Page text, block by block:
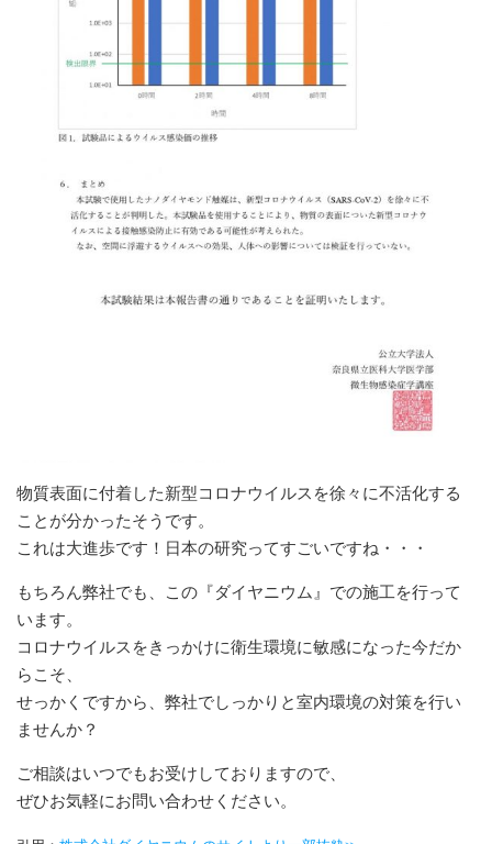
物質表面に付着した新型コロナウイルスを徐々に不活化する
ことが分かったそうです。
これは大進歩です！日本の研究ってすごいですね・・・
もちろん弊社でも、この『ダイヤニウム』での施工を行って
います。
コロナウイルスをきっかけに衛生環境に敏感になった今だか
らこそ、
せっかくですから、弊社でしっかりと室内環境の対策を行い
ませんか？
ご相談はいつでもお受けしておりますので、
ぜひお気軽にお問い合わせください。